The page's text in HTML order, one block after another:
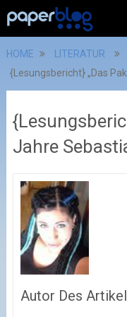
HOME LITERATUR
{Lesungsbericht} „Das
Jahre
Autor Des